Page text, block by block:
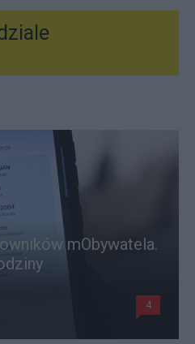
mObywatela.
4